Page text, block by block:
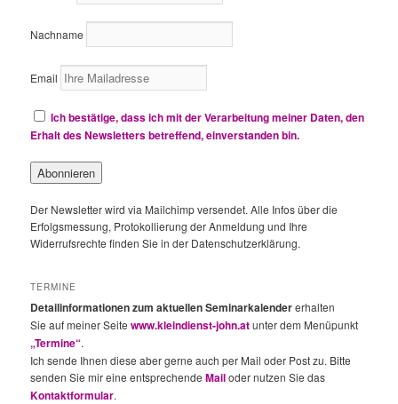
Nachname
Email
Ich bestätige, dass ich mit der Verarbeitung meiner Daten, den
Erhalt des Newsletters betreffend, einverstanden bin.
Der Newsletter wird via Mailchimp versendet. Alle Infos über die
Erfolgsmessung, Protokollierung der Anmeldung und Ihre
Widerrufsrechte finden Sie in der Datenschutzerklärung.
TERMINE
Detailinformationen zum aktuellen Seminarkalendererhalten
Sie auf meiner Seitewww.kleindienst-john.atunter dem Menüpunkt
„Termine“.
Ich sende Ihnen diese aber gerne auch per Mail oder Post zu. Bitte
senden Sie mir eine entsprechendeMailoder nutzen Sie das
Kontaktformular.